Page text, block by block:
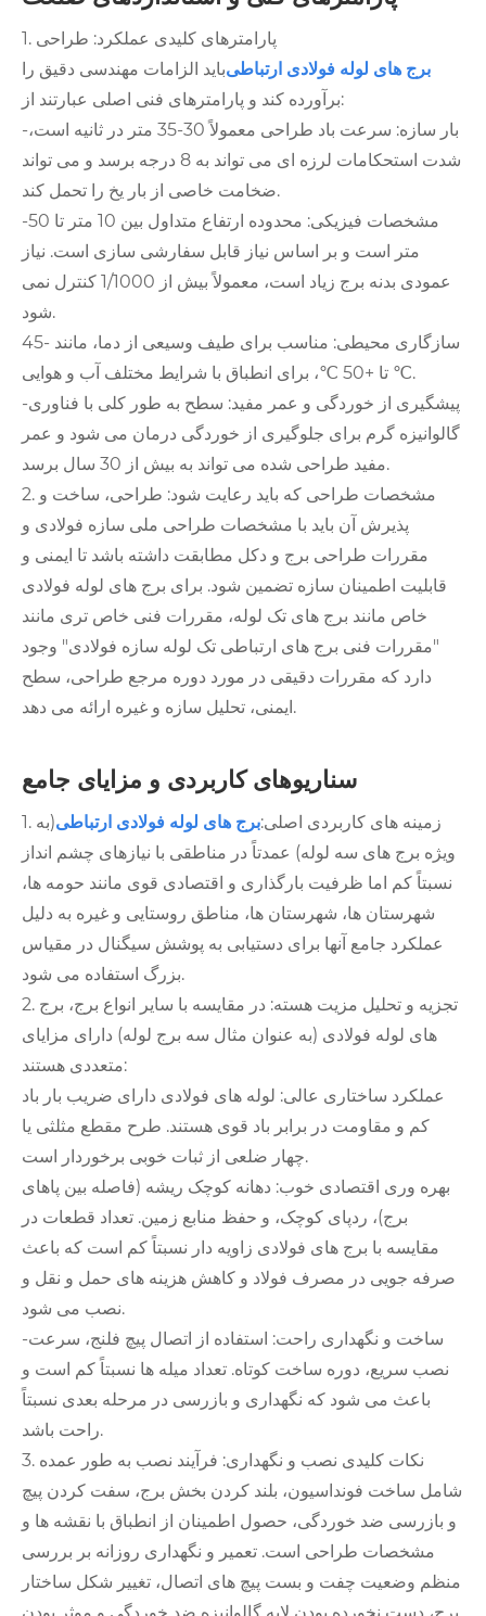
1. پارامترهای کلیدی عملکرد: طراحی
برج های لوله فولادی ارتباطیباید الزامات مهندسی دقیق را
برآورده کند و پارامترهای فنی اصلی عبارتند از:
-بار سازه: سرعت باد طراحی معمولاً 30-35 متر در ثانیه است،
شدت استحکامات لرزه ای می تواند به 8 درجه برسد و می تواند
ضخامت خاصی از بار یخ را تحمل کند.
-مشخصات فیزیکی: محدوده ارتفاع متداول بین 10 متر تا 50
متر است و بر اساس نیاز قابل سفارشی سازی است. نیاز
عمودی بدنه برج زیاد است، معمولاً بیش از 1/1000 کنترل نمی
شود.
سازگاری محیطی: مناسب برای طیف وسیعی از دما، مانند -45
℃ تا +50 ℃، برای انطباق با شرایط مختلف آب و هوایی.
-پیشگیری از خوردگی و عمر مفید: سطح به طور کلی با فناوری
گالوانیزه گرم برای جلوگیری از خوردگی درمان می شود و عمر
مفید طراحی شده می تواند به بیش از 30 سال برسد.
2. مشخصات طراحی که باید رعایت شود: طراحی، ساخت و
پذیرش آن باید با مشخصات طراحی ملی سازه فولادی و
مقررات طراحی برج و دکل مطابقت داشته باشد تا ایمنی و
قابلیت اطمینان سازه تضمین شود. برای برج های لوله فولادی
خاص مانند برج های تک لوله، مقررات فنی خاص تری مانند
"مقررات فنی برج های ارتباطی تک لوله سازه فولادی" وجود
دارد که مقررات دقیقی در مورد دوره مرجع طراحی، سطح
ایمنی، تحلیل سازه و غیره ارائه می دهد.
سناریوهای کاربردی و مزایای جامع
1. زمینه های کاربردی اصلی:برج های لوله فولادی ارتباطی(به
ویژه برج های سه لوله) عمدتاً در مناطقی با نیازهای چشم انداز
نسبتاً کم اما ظرفیت بارگذاری و اقتصادی قوی مانند حومه ها،
شهرستان ها، شهرستان ها، مناطق روستایی و غیره به دلیل
عملکرد جامع آنها برای دستیابی به پوشش سیگنال در مقیاس
بزرگ استفاده می شود.
2. تجزیه و تحلیل مزیت هسته: در مقایسه با سایر انواع برج، برج
های لوله فولادی (به عنوان مثال سه برج لوله) دارای مزایای
متعددی هستند:
عملکرد ساختاری عالی: لوله های فولادی دارای ضریب بار باد
کم و مقاومت در برابر باد قوی هستند. طرح مقطع مثلثی یا
چهار ضلعی از ثبات خوبی برخوردار است.
بهره وری اقتصادی خوب: دهانه کوچک ریشه (فاصله بین پاهای
برج)، ردپای کوچک، و حفظ منابع زمین. تعداد قطعات در
مقایسه با برج های فولادی زاویه دار نسبتاً کم است که باعث
صرفه جویی در مصرف فولاد و کاهش هزینه های حمل و نقل و
نصب می شود.
-ساخت و نگهداری راحت: استفاده از اتصال پیچ فلنج، سرعت
نصب سریع، دوره ساخت کوتاه. تعداد میله ها نسبتاً کم است و
باعث می شود که نگهداری و بازرسی در مرحله بعدی نسبتاً
راحت باشد.
3. نکات کلیدی نصب و نگهداری: فرآیند نصب به طور عمده
شامل ساخت فونداسیون، بلند کردن بخش برج، سفت کردن پیچ
و بازرسی ضد خوردگی، حصول اطمینان از انطباق با نقشه ها و
مشخصات طراحی است. تعمیر و نگهداری روزانه بر بررسی
منظم وضعیت چفت و بست پیچ های اتصال، تغییر شکل ساختار